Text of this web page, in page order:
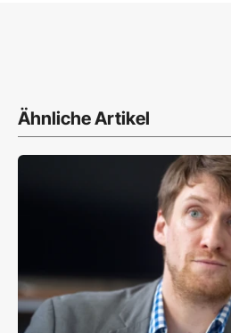
Ähnliche Artikel